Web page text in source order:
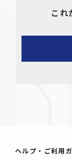
これ
ヘルプ・ご利用